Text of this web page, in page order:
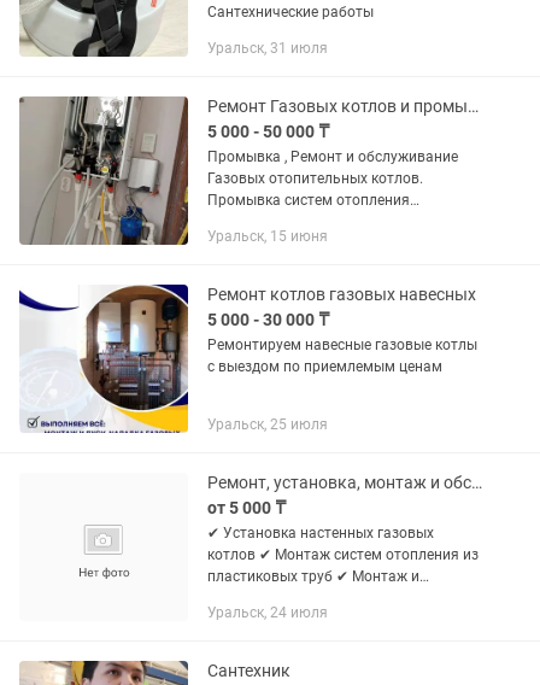
Сантехнические работы
Уральск, 31 июля
Ремонт Газовых котлов и промывка Систем Отопления
5 000 - 50 000 ₸
Промывка , Ремонт и обслуживание
Газовых отопительных котлов.
Промывка систем отопления
Уральск, 15 июня
Ремонт котлов газовых навесных
5 000 - 30 000 ₸
Ремонтируем навесные газовые котлы
с выездом по приемлемым ценам
Уральск, 25 июля
Ремонт, установка, монтаж и обслуживание газовых котлов и систем отопления
от 5 000 ₸
✔ Установка настенных газовых
котлов ✔ Монтаж систем отопления из
пластиковых труб ✔ Монтаж и
Техническое обслуживание (сервис)
систем...
Уральск, 24 июля
Сантехник